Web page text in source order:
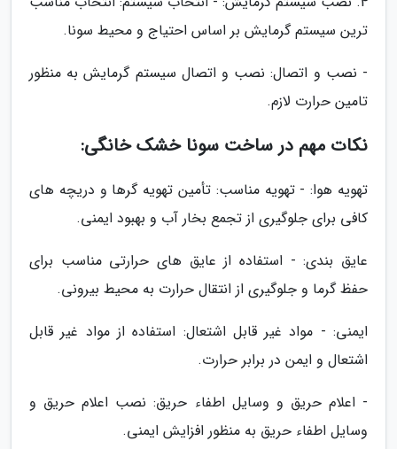
ترین سیستم گرمایش بر اساس احتیاج و محیط سونا.
- نصب و اتصال: نصب و اتصال سیستم گرمایش به منظور
تامین حرارت لازم.
نکات مهم در ساخت سونا خشک خانگی:
تهویه هوا: - تهویه مناسب: تأمین تهویه گرها و دریچه های
کافی برای جلوگیری از تجمع بخار آب و بهبود ایمنی.
عایق بندی: - استفاده از عایق های حرارتی مناسب برای
حفظ گرما و جلوگیری از انتقال حرارت به محیط بیرونی.
ایمنی: - مواد غیر قابل اشتعال: استفاده از مواد غیر قابل
اشتعال و ایمن در برابر حرارت.
- اعلام حریق و وسایل اطفاء حریق: نصب اعلام حریق و
وسایل اطفاء حریق به منظور افزایش ایمنی.